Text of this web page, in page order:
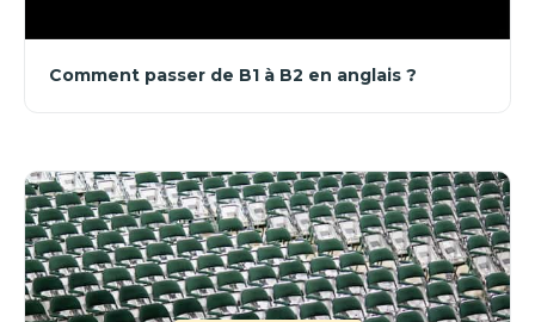
Comment passer de B1 à B2 en anglais ?